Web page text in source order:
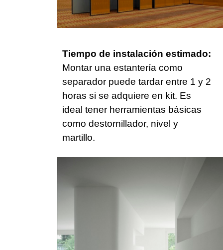
Tiempo de instalación estimado:
Montar una estantería como
separador puede tardar entre 1 y 2
horas si se adquiere en kit. Es
ideal tener herramientas básicas
como destornillador, nivel y
martillo.